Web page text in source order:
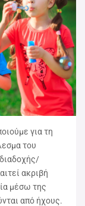
για τη
του
ακριβή
μέσω της
από ήχους.